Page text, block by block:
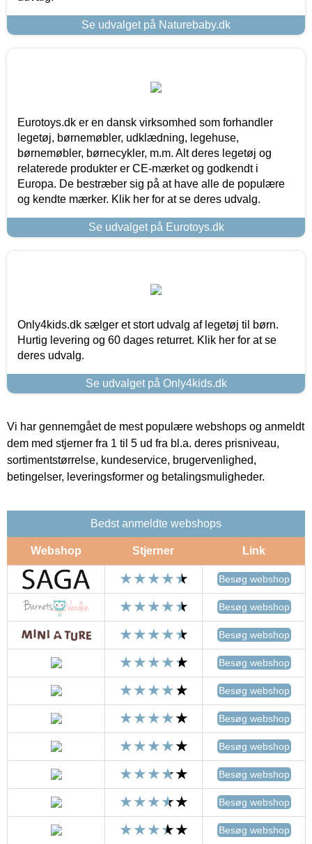
Se udvalget på Naturebaby.dk
Eurotoys.dk er en dansk virksomhed som forhandler
legetøj, børnemøbler, udklædning, legehuse,
børnemøbler, børnecykler, m.m. Alt deres legetøj og
relaterede produkter er CE-mærket og godkendt i
Europa. De bestræber sig på at have alle de populære
og kendte mærker. Klik her for at se deres udvalg.
Se udvalget på Eurotoys.dk
Only4kids.dk sælger et stort udvalg af legetøj til børn.
Hurtig levering og 60 dages returret. Klik her for at se
deres udvalg.
Se udvalget på Only4kids.dk
Vi har gennemgået de mest populære webshops og anmeldt
dem med stjerner fra 1 til 5 ud fra bl.a. deres prisniveau,
sortimentstørrelse, kundeservice, brugervenlighed,
betingelser, leveringsformer og betalingsmuligheder.
Bedst anmeldte webshops
Webshop Stjerner Link
Besøg webshop
Besøg webshop
Besøg webshop
Besøg webshop
Besøg webshop
Besøg webshop
Besøg webshop
Besøg webshop
Besøg webshop
Besøg webshop